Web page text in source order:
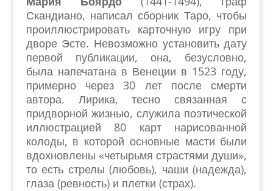
Скандиано, написал сборник Таро, чтобы
проиллюстрировать карточную игру при
дворе Эсте. Невозможно установить дату
первой публикации, она, безусловно,
была напечатана в Венеции в 1523 году,
примерно через 30 лет после смерти
автора. Лирика, тесно связанная с
придворной жизнью, служила поэтической
иллюстрацией 80 карт нарисованной
колоды, в которой основные масти были
вдохновлены «четырьмя страстями души»,
то есть стрелы (любовь), чаши (надежда),
глаза (ревность) и плетки (страх).